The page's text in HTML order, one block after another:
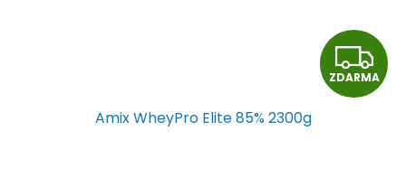
Z
D
ZDARMA
Amix WheyPro Elite 85% 2300g